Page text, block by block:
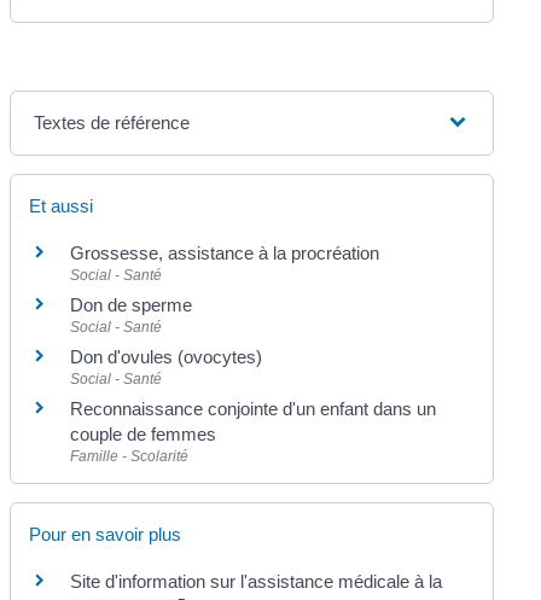
Textes de référence
Et aussi
Grossesse, assistance à la procréation
Social - Santé
Don de sperme
Social - Santé
Don d'ovules (ovocytes)
Social - Santé
Reconnaissance conjointe d'un enfant dans un
couple de femmes
Famille - Scolarité
Pour en savoir plus
Site d'information sur l'assistance médicale à la